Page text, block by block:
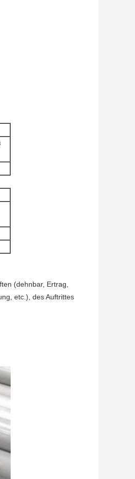
(dehnbar, Ertrag,
etc.), des Auftrittes